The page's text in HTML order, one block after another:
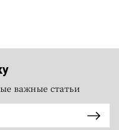
важные статьи